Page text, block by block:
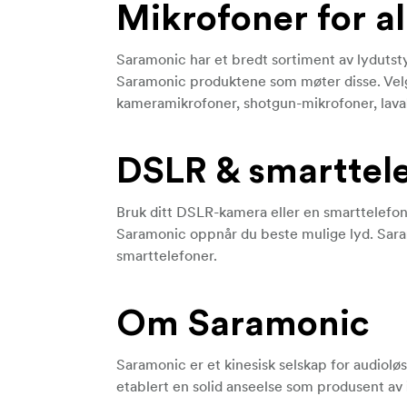
Mikrofoner for
Saramonic har et bredt sortiment av
Saramonic produktene som møter disse.
kameramikrofoner, shotgun-mikrofoner,
DSLR &
Bruk ditt DSLR-kamera eller en
Saramonic oppnår du beste mulige lyd.
smarttelefoner.
Om Saramonic
Saramonic er et kinesisk selskap for
etablert en solid anseelse som produsent